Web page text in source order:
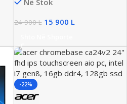
4ms, HDMI/DP/VGA, New
Në Stok
24 900L 15 900 L
-22%